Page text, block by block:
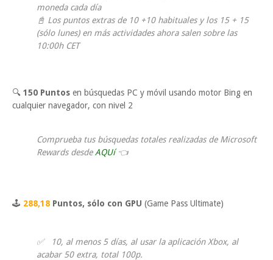
moneda cada día
📓 Los puntos extras de 10 +10 habituales y los 15 + 15
(sólo lunes) en más actividades ahora salen sobre las
10:00h CET
🔍 150 Puntos en búsquedas PC y móvil usando motor Bing en
cualquier navegador, con nivel 2
Comprueba tus búsquedas totales realizadas de Microsoft
Rewards desdeAQUí👈
🕹 288,18 Puntos, sólo con GPU (Game Pass Ultimate)
✅ 10, al menos 5 días, al usar la aplicación Xbox, al
acabar 50 extra, total 100p.